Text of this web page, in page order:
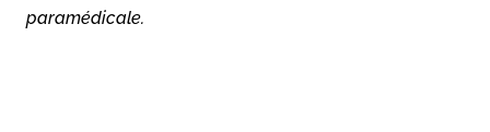
paramédicale.